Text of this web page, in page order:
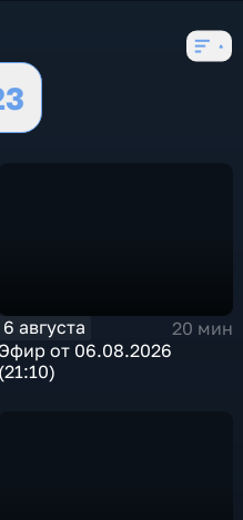
6 августа
20 мин
Эфир от 06.08.2026
(21:10)